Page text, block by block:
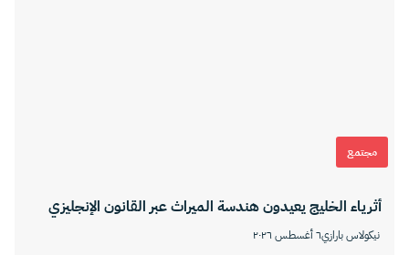
مجتمع
أثرياء الخليج يعيدون هندسة الميراث عبر القانون الإنجليزي
نيكولاس بارازي٦ أغسطس ٢٠٢٦